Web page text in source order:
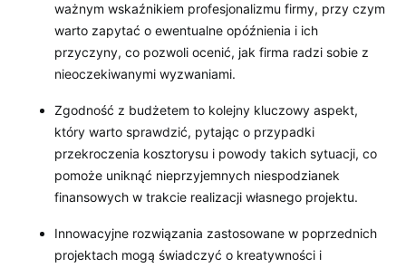
ważnym wskaźnikiem profesjonalizmu firmy, przy czym
warto zapytać o ewentualne opóźnienia i ich
przyczyny, co pozwoli ocenić, jak firma radzi sobie z
nieoczekiwanymi wyzwaniami.
Zgodność z budżetem to kolejny kluczowy aspekt,
który warto sprawdzić, pytając o przypadki
przekroczenia kosztorysu i powody takich sytuacji, co
pomoże uniknąć nieprzyjemnych niespodzianek
finansowych w trakcie realizacji własnego projektu.
Innowacyjne rozwiązania zastosowane w poprzednich
projektach mogą świadczyć o kreatywności i